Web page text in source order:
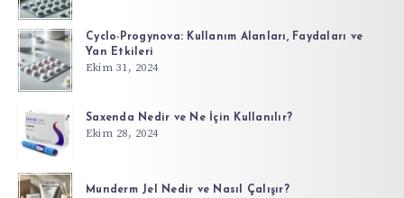
Cyclo-Progynova: Kullanım Alanları, Faydaları ve
Yan Etkileri
Ekim 31, 2024
Saxenda Nedir ve Ne İçin Kullanılır?
Ekim 28, 2024
Munderm Jel Nedir ve Nasıl Çalışır?